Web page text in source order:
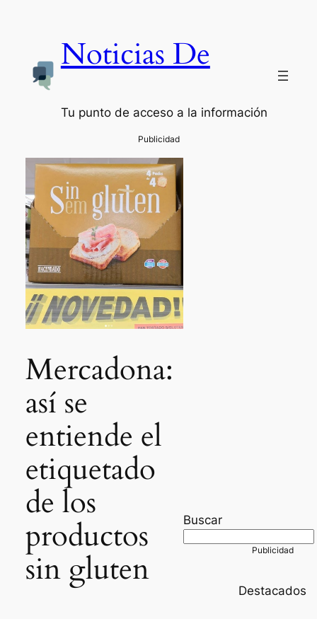
Noticias De
Tu punto de acceso a la información
Mercadona:
así se
entiende el
etiquetado
de los
productos
sin gluten
Buscar
Destacados